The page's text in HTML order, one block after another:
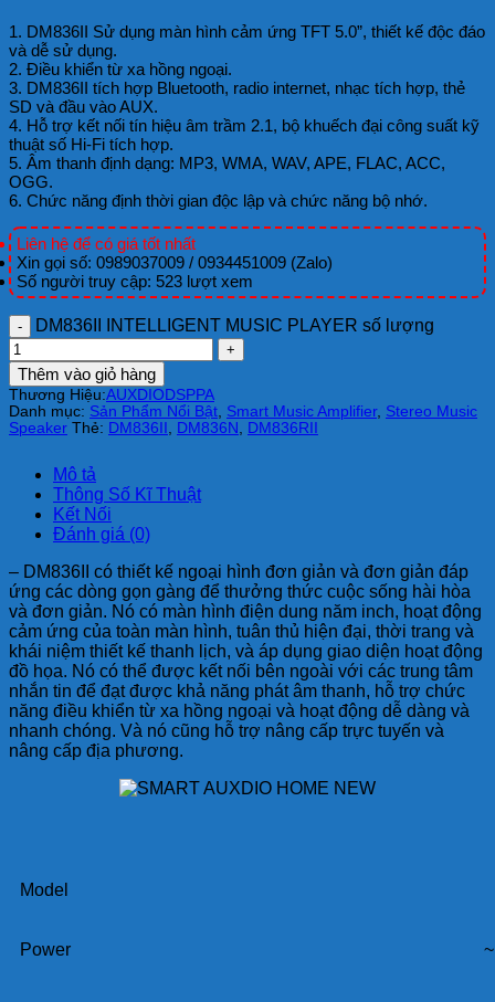
1. DM836II Sử dụng màn hình cảm ứng TFT 5.0”, thiết kế độc đáo
và dễ sử dụng.
2. Điều khiển từ xa hồng ngoại.
3. DM836II tích hợp Bluetooth, radio internet, nhạc tích hợp, thẻ
SD và đầu vào AUX.
4. Hỗ trợ kết nối tín hiệu âm trầm 2.1, bộ khuếch đại công suất kỹ
thuật số Hi-Fi tích hợp.
5. Âm thanh định dạng: MP3, WMA, WAV, APE, FLAC, ACC,
OGG.
6. Chức năng định thời gian độc lập và chức năng bộ nhớ.
Liên hệ để có giá tốt nhất
Xin gọi số: 0989037009 / 0934451009 (Zalo)
Số người truy cập: 523 lượt xem
DM836II INTELLIGENT MUSIC PLAYER số lượng
Thêm vào giỏ hàng
Thương Hiệu:AUXDIO DSPPA
Danh mục: Sản Phẩm Nổi Bật, Smart Music Amplifier, Stereo Music
Speaker Thẻ: DM836II , DM836N , DM836RII
Mô tả
Thông Số Kĩ Thuật
Kết Nối
Đánh giá (0)
– DM836II có thiết kế ngoại hình đơn giản và đơn giản đáp
ứng các dòng gọn gàng để thưởng thức cuộc sống hài hòa
và đơn giản. Nó có màn hình điện dung năm inch, hoạt động
cảm ứng của toàn màn hình, tuân thủ hiện đại, thời trang và
khái niệm thiết kế thanh lịch, và áp dụng giao diện hoạt động
đồ họa. Nó có thể được kết nối bên ngoài với các trung tâm
nhắn tin để đạt được khả năng phát âm thanh, hỗ trợ chức
năng điều khiển từ xa hồng ngoại và hoạt động dễ dàng và
nhanh chóng. Và nó cũng hỗ trợ nâng cấp trực tuyến và
nâng cấp địa phương.
Model
Power